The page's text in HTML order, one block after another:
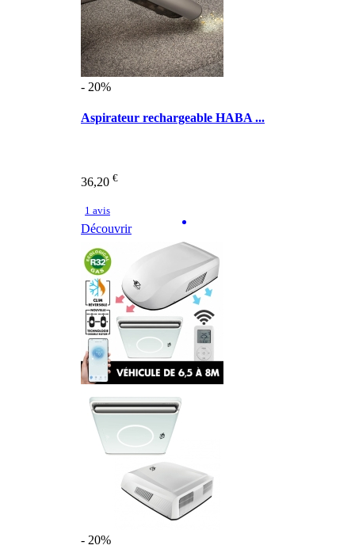
- 20%
Aspirateur rechargeable HABA ...
36,20 €
1 avis
Découvrir
- 20%